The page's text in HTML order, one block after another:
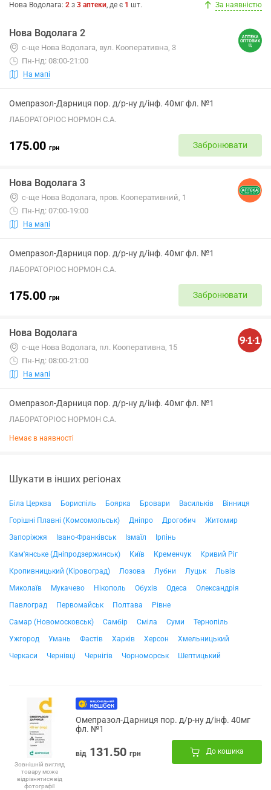
Нова Водолага: 2 з 3 аптеки, де є 1 шт. За наявністю
Нова Водолага 2
с-ще Нова Водолага, вул. Кооперативна, 3
Пн-Нд: 08:00-21:00
На мапі
Омепразол-Дарниця пор. д/р-ну д/інф. 40мг фл. №1
ЛАБОРАТОРІОС НОРМОН С.А.
175.00 грн Забронювати
Нова Водолага 3
с-ще Нова Водолага, пров. Кооперативний, 1
Пн-Нд: 07:00-19:00
На мапі
Омепразол-Дарниця пор. д/р-ну д/інф. 40мг фл. №1
ЛАБОРАТОРІОС НОРМОН С.А.
175.00 грн Забронювати
Нова Водолага
с-ще Нова Водолага, пл. Кооперативна, 15
Пн-Нд: 08:00-21:00
На мапі
Омепразол-Дарниця пор. д/р-ну д/інф. 40мг фл. №1
ЛАБОРАТОРІОС НОРМОН С.А.
Немає в наявності
Шукати в інших регіонах
Біла Церква Бориспіль Боярка Бровари Васильків
Вінниця
Горішні Плавні (Комсомольськ)
Дніпро Дрогобич
Житомир
Запоріжжя
Івано-Франківськ Ізмаїл
Ірпінь
Кам'янське (Дніпродзержинськ)
Київ Кременчук
Кривий Ріг
Кропивницький (Кіровоград)
Лозова Лубни Луцьк
Львів
Миколаїв
Мукачево Нікополь Обухів Одеса
Олександрія
Павлоград
Первомайськ Полтава
Рівне
Самар (Новомосковськ)
Самбір Сміла Суми
Тернопіль
Ужгород
Умань Фастів Харків Херсон
Хмельницький
Черкаси
Чернівці Чернігів Чорноморськ Шептицький
Зовнішній вигляд
товару може
відрізнятися від
фотографії
Омепразол-Дарниця пор. д/р-ну д/інф. 40мг
фл. №1
від 131.50 грн До кошика